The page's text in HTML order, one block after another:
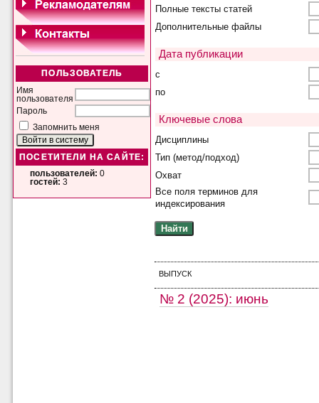
ПОЛЬЗОВАТЕЛЬ
Имя
пользователя
Пароль
Запомнить меня
ПОСЕТИТЕЛИ НА САЙТЕ:
пользователей: 0
гостей: 3
Полные тексты статей
Дополнительные файлы
Дата публикации
с
по
Ключевые слова
Дисциплины
Тип (метод/подход)
Охват
Все поля терминов для
индексирования
ВЫПУСК
№ 2 (2025): июнь